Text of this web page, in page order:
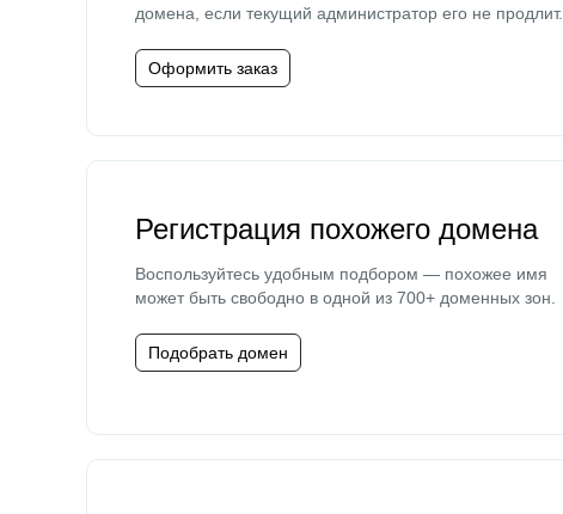
домена, если текущий администратор его не продлит.
Оформить заказ
Регистрация похожего домена
Воспользуйтесь удобным подбором — похожее имя
может быть свободно в одной из 700+ доменных зон.
Подобрать домен